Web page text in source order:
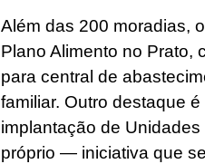
Além das 200 moradias,
Plano Alimento no Prato,
para central de
familiar. Outro destaque
implantação de
próprio — iniciativa que